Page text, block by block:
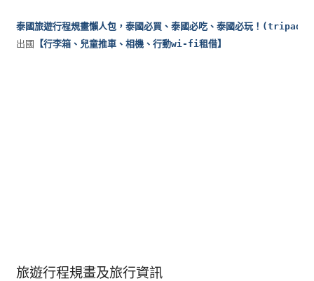
出國 【行李箱、兒童推車、相機、行動wi-fi租借】
旅遊行程規畫及旅行資訊